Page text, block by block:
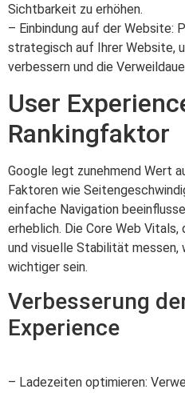
Sichtbarkeit zu erhöhen.
– Einbindung auf der Website:
strategisch auf Ihrer Website,
verbessern und die
User
Rankingfaktor
Google legt zunehmend Wert
Faktoren wie
einfache Navigation
erheblich. Die Core Web
und visuelle Stabilität messen,
wichtiger sein.
Verbesserung
Experience
– Ladezeiten optimieren: